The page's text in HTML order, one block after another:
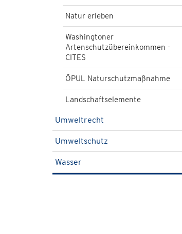
Natur erleben
Washingtoner
Artenschutzübereinkommen -
CITES
ÖPUL Naturschutzmaßnahme
Landschaftselemente
Umweltrecht
Umweltschutz
Wasser